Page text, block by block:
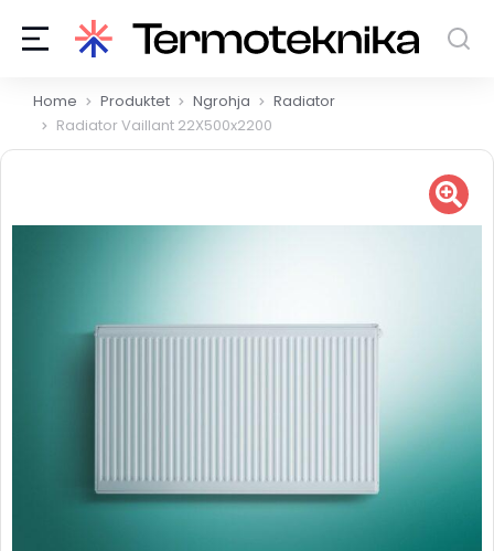
You are here:
Home Produktet Ngrohja
Radiator
Radiator Vaillant 22X500x2200